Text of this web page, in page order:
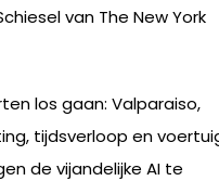
van The New York
los gaan: Valparaiso,
tijdsverloop en
de vijandelijke AI te